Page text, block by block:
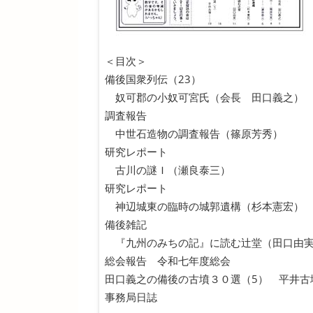
＜目次＞
備後国衆列伝（23）
奴可郡の小奴可宮氏（会長 田口義之）
調査報告
中世石造物の調査報告（篠原芳秀）
研究レポート
古川の謎Ｉ（瀬良泰三）
研究レポート
神辺城東の臨時の城郭遺構（杉本憲宏）
備後雑記
『九州のみちの記』に読む辻堂（田口由
総会報告 令和七年度総会
田口義之の備後の古墳３０選（5） 平井古
事務局日誌